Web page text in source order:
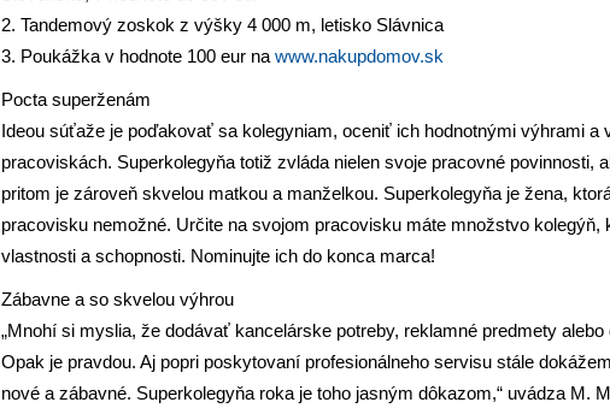
2. Tandemový zoskok z výšky 4 000 m, letisko Slávnica
3. Poukážka v hodnote 100 eur na www.nakupdomov.sk
Pocta superženám
Ideou súťaže je poďakovať sa kolegyniam, oceniť ich hodnotnými výhrami a
pracoviskách. Superkolegyňa totiž zvláda nielen svoje pracovné povinnosti,
pritom je zároveň skvelou matkou a manželkou. Superkolegyňa je žena,
pracovisku nemožné. Určite na svojom pracovisku máte množstvo kolegýň,
vlastnosti a schopnosti. Nominujte ich do konca marca!
Zábavne a so skvelou výhrou
„Mnohí si myslia, že dodávať kancelárske potreby, reklamné predmety alebo
Opak je pravdou. Aj popri poskytovaní profesionálneho servisu stále
nové a zábavné. Superkolegyňa roka je toho jasným dôkazom,“ uvádza M.